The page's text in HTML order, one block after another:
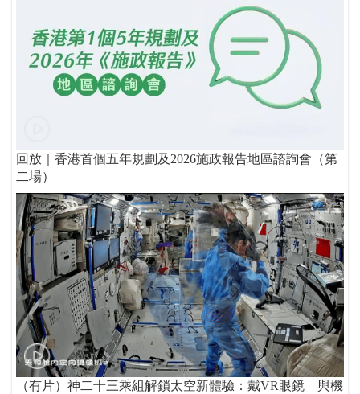
回放｜香港首個五年規劃及2026施政報告地區諮詢會（第
二場）
（有片）神二十三乘組解鎖太空新體驗：戴VR眼鏡 與機